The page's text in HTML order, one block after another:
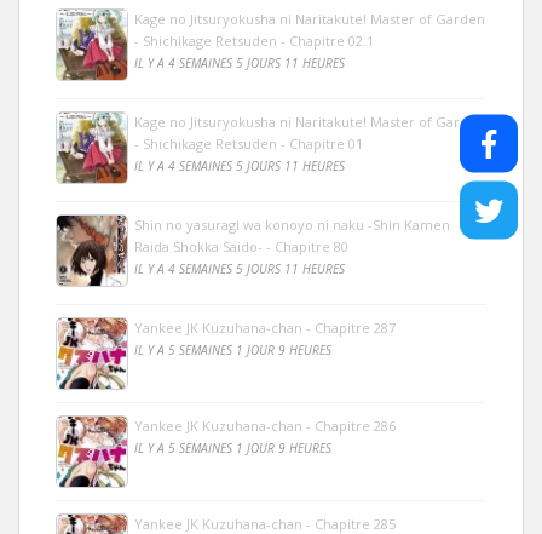
Kage no Jitsuryokusha ni Naritakute! Master of Garden
- Shichikage Retsuden - Chapitre 02.1
IL Y A 4 SEMAINES 5 JOURS 11 HEURES
Kage no Jitsuryokusha ni Naritakute! Master of Garden
- Shichikage Retsuden - Chapitre 01
IL Y A 4 SEMAINES 5 JOURS 11 HEURES
Shin no yasuragi wa konoyo ni naku -Shin Kamen
Raida Shokka Saido- - Chapitre 80
IL Y A 4 SEMAINES 5 JOURS 11 HEURES
Yankee JK Kuzuhana-chan - Chapitre 287
IL Y A 5 SEMAINES 1 JOUR 9 HEURES
Yankee JK Kuzuhana-chan - Chapitre 286
IL Y A 5 SEMAINES 1 JOUR 9 HEURES
Yankee JK Kuzuhana-chan - Chapitre 285